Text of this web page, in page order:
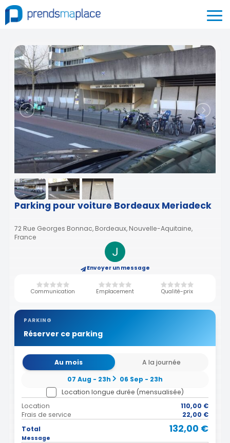
Parking pour voiture Bordeaux Meriadeck
72 Rue Georges Bonnac, Bordeaux, Nouvelle-Aquitaine,
France
Envoyer un message
Communication Emplacement Qualité-prix
PARKING
Réserver ce parking
Au mois
A la journée
07 Aug - 23h
06 Sep - 23h
Location longue durée (mensualisée)
Location
110,00 €
Frais de service
22,00 €
Total
132,00 €
Message